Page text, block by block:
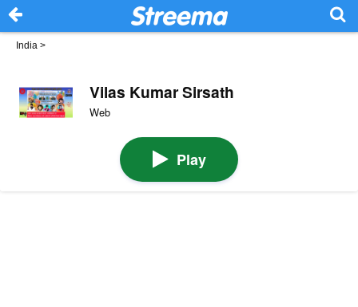
India >
Vilas Kumar Sirsath
Web
Play